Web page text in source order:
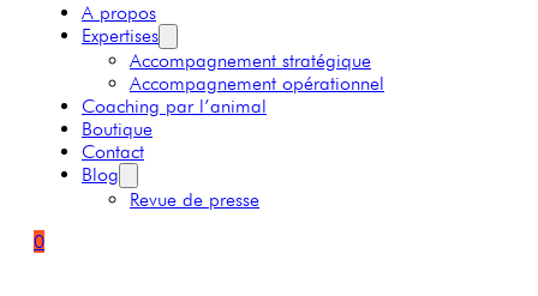
A propos
Expertises
Accompagnement stratégique
Accompagnement opérationnel
Coaching par l’animal
Boutique
Contact
Blog
Revue de presse
0